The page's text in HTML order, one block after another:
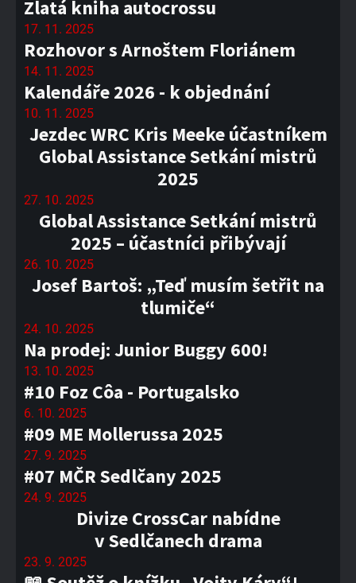
Zlatá kniha autocrossu
17. 11. 2025
Rozhovor s Arnoštem Floriánem
14. 11. 2025
Kalendáře 2026 - k objednání
10. 11. 2025
Jezdec WRC Kris Meeke účastníkem
Global Assistance Setkání mistrů
2025
27. 10. 2025
Global Assistance Setkání mistrů
2025 – účastníci přibývají
26. 10. 2025
Josef Bartoš: „Teď musím šetřit na
tlumiče“
24. 10. 2025
Na prodej: Junior Buggy 600!
13. 10. 2025
#10 Foz Côa - Portugalsko
6. 10. 2025
#09 ME Mollerussa 2025
27. 9. 2025
#07 MČR Sedlčany 2025
24. 9. 2025
Divize CrossCar nabídne
v Sedlčanech drama
23. 9. 2025